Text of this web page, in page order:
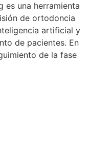
es una herramienta
de ortodoncia
artificial y
de pacientes. En
de la fase